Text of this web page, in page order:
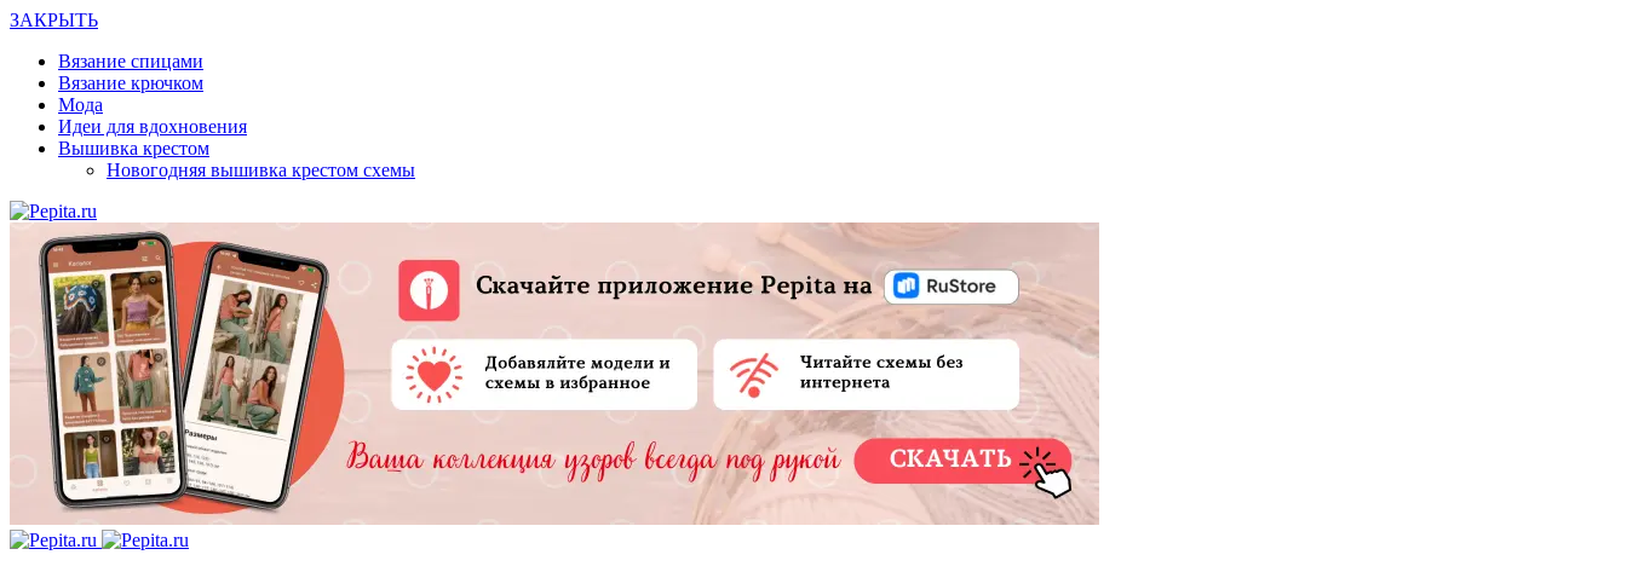
ЗАКРЫТЬ
Вязание спицами
Вязание крючком
Мода
Идеи для вдохновения
Вышивка крестом
Новогодняя вышивка крестом схемы